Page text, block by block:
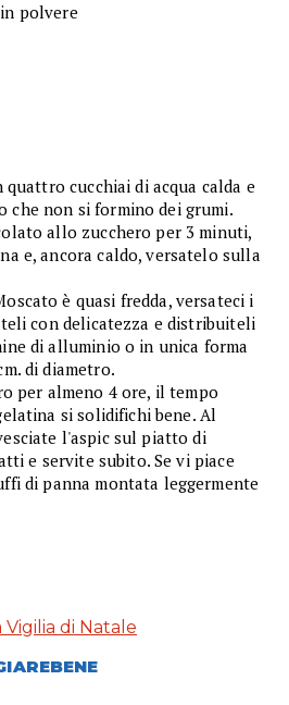
polvere
cucchiai di acqua calda e
che non si formino dei grumi.
allo zucchero per 3 minuti,
e, ancora caldo, versatelo sulla
è quasi fredda, versateci i
con delicatezza e distribuiteli
di alluminio o in unica forma
di diametro.
per almeno 4 ore, il tempo
si solidifichi bene. Al
l'aspic sul piatto di
e servite subito. Se vi piace
di panna montata leggermente
di Natale